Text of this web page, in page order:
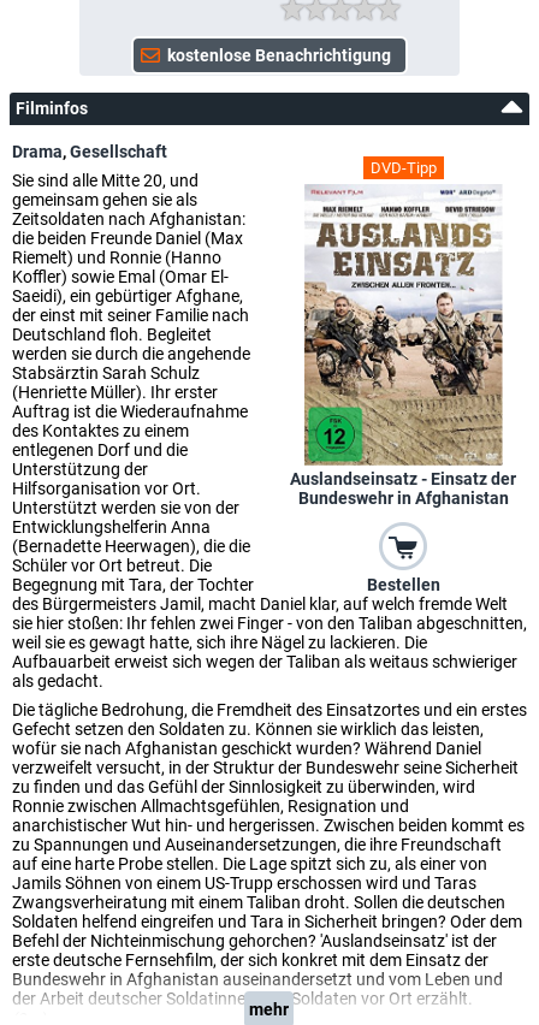
Filminfos
DVD-Tipp
Auslandseinsatz - Einsatz der
Bundeswehr in Afghanistan
Bestellen
Drama,Gesellschaft
Sie sind alle Mitte 20, und
gemeinsam gehen sie als
Zeitsoldaten nach Afghanistan:
die beiden Freunde Daniel (Max
Riemelt) und Ronnie (Hanno
Koffler) sowie Emal (Omar El-
Saeidi), ein gebürtiger Afghane,
der einst mit seiner Familie nach
Deutschland floh. Begleitet
werden sie durch die angehende
Stabsärztin Sarah Schulz
(Henriette Müller). Ihr erster
Auftrag ist die Wiederaufnahme
des Kontaktes zu einem
entlegenen Dorf und die
Unterstützung der
Hilfsorganisation vor Ort.
Unterstützt werden sie von der
Entwicklungshelferin Anna
(Bernadette Heerwagen), die die
Schüler vor Ort betreut. Die
Begegnung mit Tara, der Tochter
des Bürgermeisters Jamil, macht Daniel klar, auf welch fremde Welt
sie hier stoßen: Ihr fehlen zwei Finger - von den Taliban abgeschnitten,
weil sie es gewagt hatte, sich ihre Nägel zu lackieren. Die
Aufbauarbeit erweist sich wegen der Taliban als weitaus schwieriger
als gedacht.
Die tägliche Bedrohung, die Fremdheit des Einsatzortes und ein erstes
Gefecht setzen den Soldaten zu. Können sie wirklich das leisten,
wofür sie nach Afghanistan geschickt wurden? Während Daniel
verzweifelt versucht, in der Struktur der Bundeswehr seine Sicherheit
zu finden und das Gefühl der Sinnlosigkeit zu überwinden, wird
Ronnie zwischen Allmachtsgefühlen, Resignation und
anarchistischer Wut hin- und hergerissen. Zwischen beiden kommt es
zu Spannungen und Auseinandersetzungen, die ihre Freundschaft
auf eine harte Probe stellen. Die Lage spitzt sich zu, als einer von
Jamils Söhnen von einem US-Trupp erschossen wird und Taras
Zwangsverheiratung mit einem Taliban droht. Sollen die deutschen
Soldaten helfend eingreifen und Tara in Sicherheit bringen? Oder dem
Befehl der Nichteinmischung gehorchen? 'Auslandseinsatz' ist der
erste deutsche Fernsehfilm, der sich konkret mit dem Einsatz der
Bundeswehr in Afghanistan auseinandersetzt und vom Leben und
der Arbeit deutscher Soldatinnen und Soldaten vor Ort erzählt.
mehr